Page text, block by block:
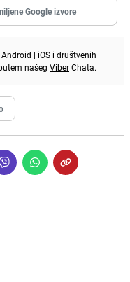
Google izvore
Android | iOS i društvenih
našeg ViberChata.